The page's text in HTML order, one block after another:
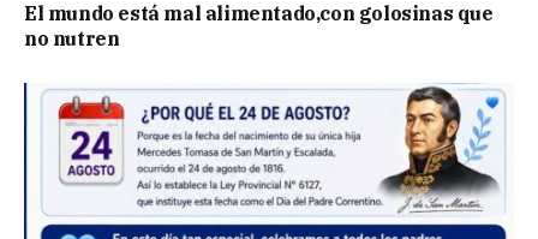
El mundo está mal alimentado,con golosinas que
no nutren